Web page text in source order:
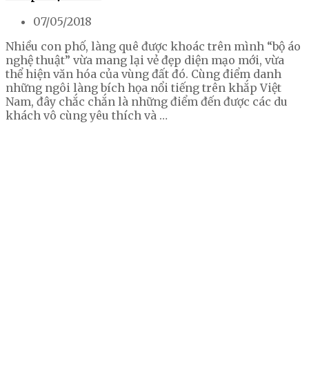
07/05/2018
Nhiều con phố, làng quê được khoác trên mình “bộ áo
nghệ thuật” vừa mang lại vẻ đẹp diện mạo mới, vừa
thể hiện văn hóa của vùng đất đó. Cùng điểm danh
những ngôi làng bích họa nổi tiếng trên khắp Việt
Nam, đây chắc chắn là những điểm đến được các du
khách vô cùng yêu thích và …